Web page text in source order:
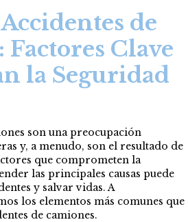
de
Factores Clave
la Seguridad
son una preocupación
y, a menudo, son el resultado de
que comprometen la
las principales causas puede
y salvar vidas. A
los elementos más comunes que
de camiones.